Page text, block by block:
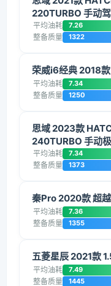
220TURBO 手动
平均油耗 7.26
整备质量 1322
荣威i6经典 2018
平均油耗 7.34
整备质量 1250
思域 2023款
240TURBO 手动
平均油耗 7.34
整备质量 1373
秦Pro 2020款 超
平均油耗 7.36
整备质量 1355
五菱星辰 2021款
平均油耗 7.49
整备质量 1445